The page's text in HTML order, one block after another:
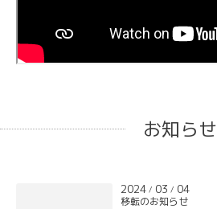
お知らせ
2024 / 03 / 04
移転のお知らせ